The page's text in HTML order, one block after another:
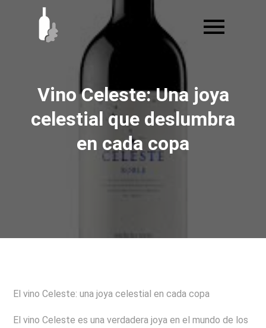
contenido
Vino Celeste: Una joya
celestial que deslumbra
en cada copa
El vino Celeste: una joya celestial en cada copa
El vino Celeste es una verdadera joya en el mundo de los